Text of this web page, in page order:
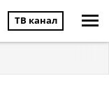
ТВ канал